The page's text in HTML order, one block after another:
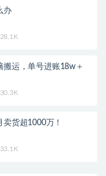
办
28.1K
运，单号进账18w＋
30.3K
货超1000万！
33.1K